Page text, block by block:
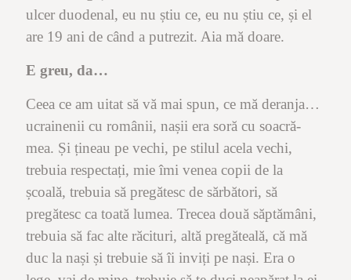
ulcer duodenal, eu nu știu ce, eu nu știu ce, și el
are 19 ani de când a putrezit. Aia mă doare.
E greu, da…
Ceea ce am uitat să vă mai spun, ce mă deranja…
ucrainenii cu românii, nașii era soră cu soacră-
mea. Și țineau pe vechi, pe stilul acela vechi,
trebuia respectați, mie îmi venea copii de la
școală, trebuia să pregătesc de sărbători, să
pregătesc ca toată lumea. Trecea două săptămâni,
trebuia să fac alte răcituri, altă pregăteală, că mă
duc la nași și trebuie să îi inviți pe nași. Era o